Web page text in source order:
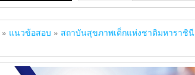
» แนวข้อสอบ » สถาบันสุขภาพเด็กแห่งชาติมหาราชินี